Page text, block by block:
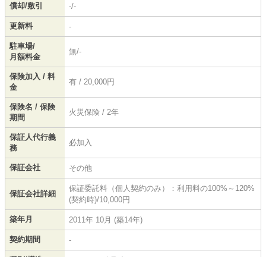
償却/敷引 -/-
更新料 -
駐車場/
月額料金
無/-
保険加入 / 料
金
有 / 20,000円
保険名 / 保険
期間
火災保険 / 2年
保証人代行義
務
必加入
保証会社 その他
保証会社詳細
保証委託料（個人契約のみ）：利用料の100%～120%
(契約時)/10,000円
築年月 2011年 10月 (築14年)
契約期間 -